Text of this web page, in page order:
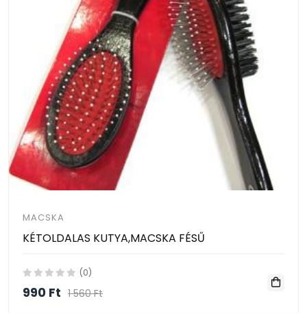
MACSKA
KÉTOLDALAS KUTYA,MACSKA FÉSŰ
(0)
990 Ft 1 560 Ft